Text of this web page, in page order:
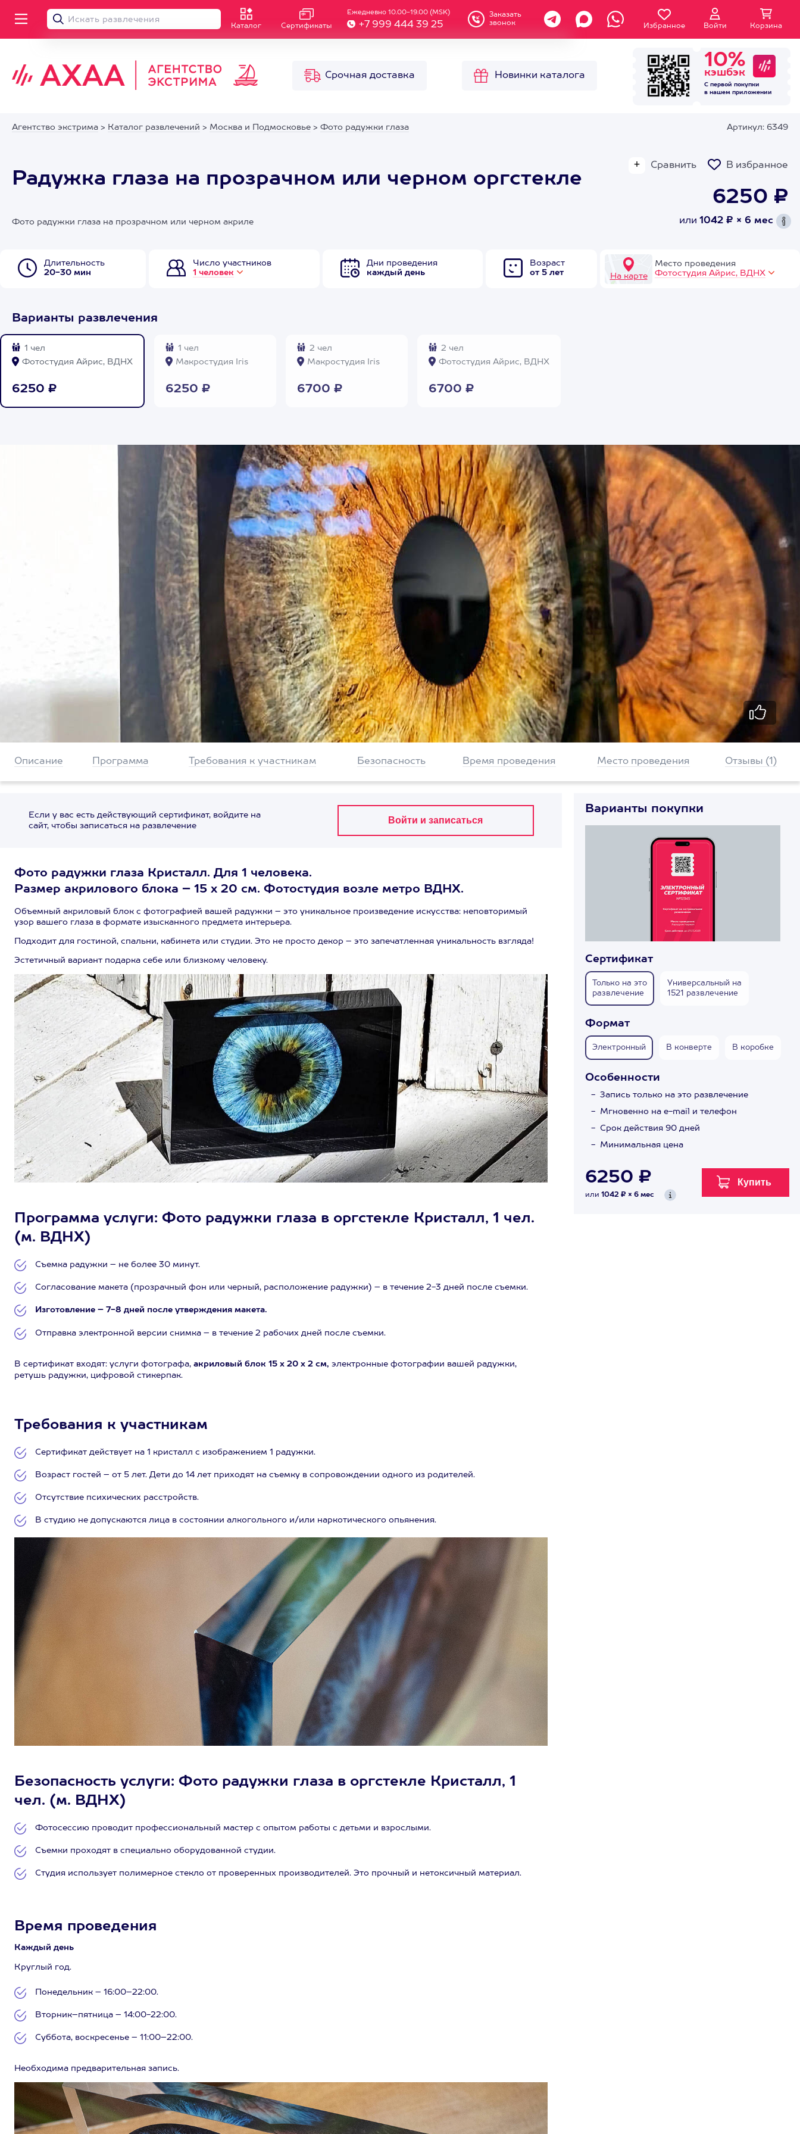
Каталог Сертификаты
Ежедневно 10.00-19.00 (MSK)
+7 999 444 39 25
Заказать
звонок
Избранное Войти Корзина
Срочная доставка Новинки каталога
10%
кэшбэк
С первой покупки
в нашем приложении
Агентство экстрима > Каталог развлечений > Москва и Подмосковье > Фото радужки глаза Артикул: 6349
Радужка глаза на прозрачном или черном оргстекле
Сравнить В избранное
6250 ₽
или 1042 ₽ × 6 мес
Фото радужки глаза на прозрачном или черном акриле
Длительность
20-30 мин
Число участников
1 человек
Дни проведения
каждый день
Возраст
от 5 лет
На карте
Место проведения
Фотостудия Айрис, ВДНХ
Варианты развлечения
1 чел
Фотостудия Айрис, ВДНХ
6250 ₽
1 чел
Макростудия Iris
6250 ₽
2 чел
Макростудия Iris
6700 ₽
2 чел
Фотостудия Айрис, ВДНХ
6700 ₽
Описание Программа Требования к участникам Безопасность Время проведения Место проведения Отзывы (1)
Если у вас есть действующий сертификат, войдите на
сайт, чтобы записаться на развлечение
Фото радужки глаза Кристалл. Для 1 человека.
Размер акрилового блока – 15 х 20 см. Фотостудия возле метро ВДНХ.
Объемный акриловый блок с фотографией вашей радужки – это уникальное произведение искусства: неповторимый
узор вашего глаза в формате изысканного предмета интерьера.
Подходит для гостиной, спальни, кабинета или студии. Это не просто декор – это запечатленная уникальность взгляда!
Эстетичный вариант подарка себе или близкому человеку.
Программа услуги: Фото радужки глаза в оргстекле Кристалл, 1 чел.
(м. ВДНХ)
Съемка радужки – не более 30 минут.
Согласование макета (прозрачный фон или черный, расположение радужки) – в течение 2-3 дней после съемки.
Изготовление – 7-8 дней после утверждения макета.
Отправка электронной версии снимка – в течение 2 рабочих дней после съемки.
В сертификат входят: услуги фотографа, акриловый блок 15 х 20 х 2 см, электронные фотографии вашей радужки,
ретушь радужки, цифровой стикерпак.
Требования к участникам
Сертификат действует на 1 кристалл с изображением 1 радужки.
Возраст гостей – от 5 лет. Дети до 14 лет приходят на съемку в сопровождении одного из родителей.
Отсутствие психических расстройств.
В студию не допускаются лица в состоянии алкогольного и/или наркотического опьянения.
Безопасность услуги: Фото радужки глаза в оргстекле Кристалл, 1
чел. (м. ВДНХ)
Фотосессию проводит профессиональный мастер с опытом работы с детьми и взрослыми.
Съемки проходят в специально оборудованной студии.
Студия использует полимерное стекло от проверенных производителей. Это прочный и нетоксичный материал.
Время проведения
Каждый день
Круглый год.
Понедельник – 16:00–22:00.
Вторник–пятница – 14:00-22:00.
Суббота, воскресенье – 11:00–22:00.
Необходима предварительная запись.
Варианты покупки
Сертификат
Только на это
развлечение
Универсальный на
1521 развлечение
Формат
Электронный В конверте В коробке
Особенности
Запись только на это развлечение
Мгновенно на e-mail и телефон
Срок действия 90 дней
Минимальная цена
6250 ₽
или 1042 ₽ × 6 мес